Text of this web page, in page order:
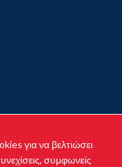
για να βελτιώσει
συμφωνείς